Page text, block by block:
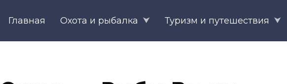
Главная Охота и рыбалка Туризм и путешествия